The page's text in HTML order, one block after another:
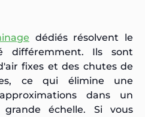
dédiés résolvent le
différemment. Ils sont
fixes et des chutes de
ce qui élimine une
dans un
échelle. Si vous